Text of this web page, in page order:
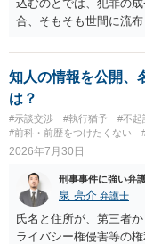
込むのとでは、犯罪の
合、そもそも世間に流
知人の情報を公開、
は？
#示談交渉 #執行猶予 #不起
#前科・前歴をつけたくない
2026年7月30日
刑事事件に強い弁
泉 亮介 弁護士
氏名と住所が、第三者
ライバシー権侵害等の